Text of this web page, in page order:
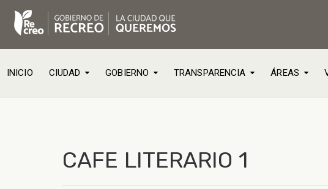
INICIO CIUDAD GOBIERNO TRANSPARENCIA ÁREAS
CAFE LITERARIO 1